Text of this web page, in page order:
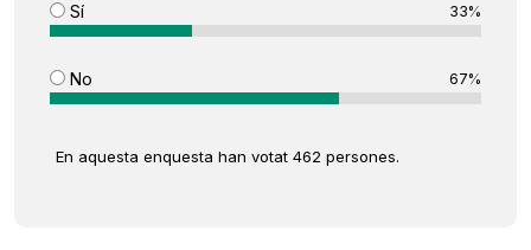
Sí 33%
No 67%
En aquesta enquesta han votat 462 persones.